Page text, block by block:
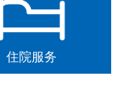
住院服务